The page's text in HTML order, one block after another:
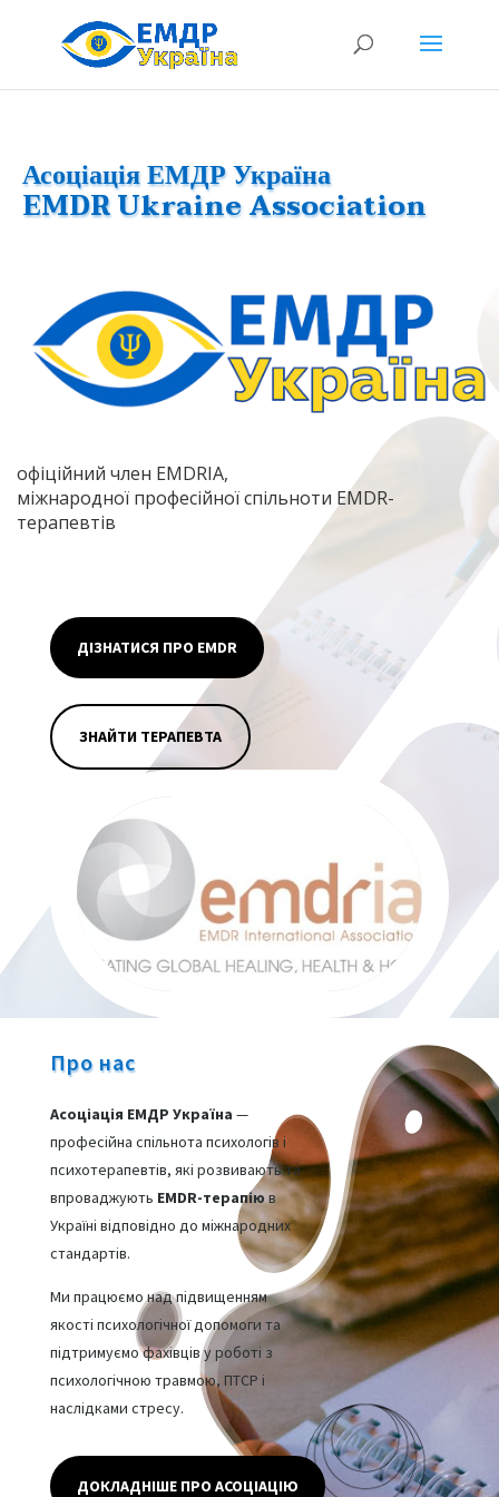
Асоціація ЕМДР Україна
EMDR Ukraine Association
офіційний член EMDRIA,
міжнародної професійної спільноти EMDR-
терапевтів
ДІЗНАТИСЯ ПРО EMDR
ЗНАЙТИ ТЕРАПЕВТА
Про нас
Асоціація ЕМДР Україна —
професійна спільнота психологів і
психотерапевтів, які розвивають та
впроваджують EMDR-терапіюв
Україні відповідно до міжнародних
стандартів.
Ми працюємо над підвищенням
якості психологічної допомоги та
підтримуємо фахівців у роботі з
психологічною травмою, ПТСР і
наслідками стресу.
ДОКЛАДНІШЕ ПРО АСОЦІАЦІЮ